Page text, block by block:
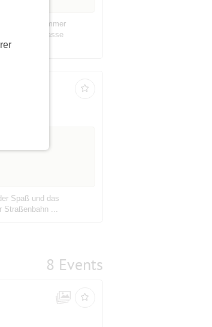
2. Hummer
gegen Vorkasse
Spaß und das
...
8 Events